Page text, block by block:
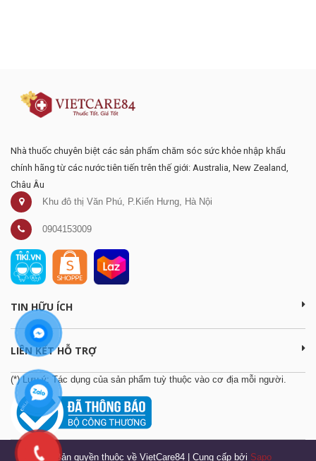
Nhà thuốc chuyên biệt các sản phẩm chăm sóc sức khỏe nhập khẩu
chính hãng từ các nước tiên tiến trên thế giới: Australia, New Zealand,
Châu Âu
Khu đô thị Văn Phú, P.Kiến Hưng, Hà Nội
0904153009
TIN HỮU ÍCH
LIÊN KẾT HỖ TRỢ
(*) Lưu ý: Tác dụng của sản phẩm tuỳ thuộc vào cơ địa mỗi người.
© Bản quyền thuộc về VietCare84 Cung cấp bởi Sapo